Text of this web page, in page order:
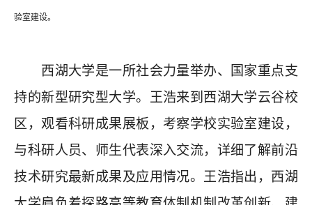
验室建设。
西湖大学是一所社会力量举办、国家重点支
持的新型研究型大学。王浩来到西湖大学云谷校
区，观看科研成果展板，考察学校实验室建设，
与科研人员、师生代表深入交流，详细了解前沿
技术研究最新成果及应用情况。王浩指出，西湖